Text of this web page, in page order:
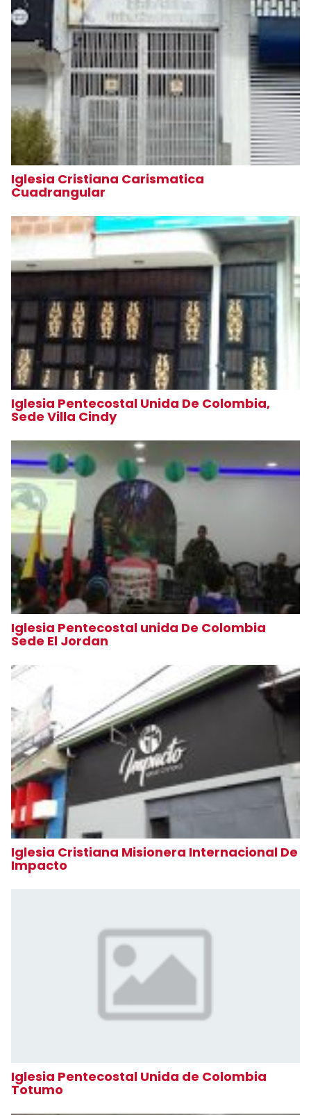
Iglesia Cristiana Carismatica
Cuadrangular
Iglesia Pentecostal Unida De Colombia,
Sede Villa Cindy
Iglesia Pentecostal unida De Colombia
Sede El Jordan
Iglesia Cristiana Misionera Internacional De
Impacto
Iglesia Pentecostal Unida de Colombia
Totumo